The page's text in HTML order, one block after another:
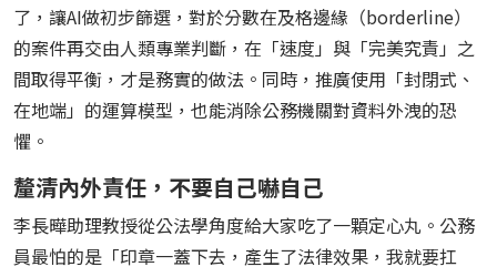
了，讓AI做初步篩選，對於分數在及格邊緣（borderline）
的案件再交由人類專業判斷，在「速度」與「完美究責」之
間取得平衡，才是務實的做法。同時，推廣使用「封閉式、
在地端」的運算模型，也能消除公務機關對資料外洩的恐
懼。
釐清內外責任，不要自己嚇自己
李長曄助理教授從公法學角度給大家吃了一顆定心丸。公務
員最怕的是「印章一蓋下去，產生了法律效果，我就要扛